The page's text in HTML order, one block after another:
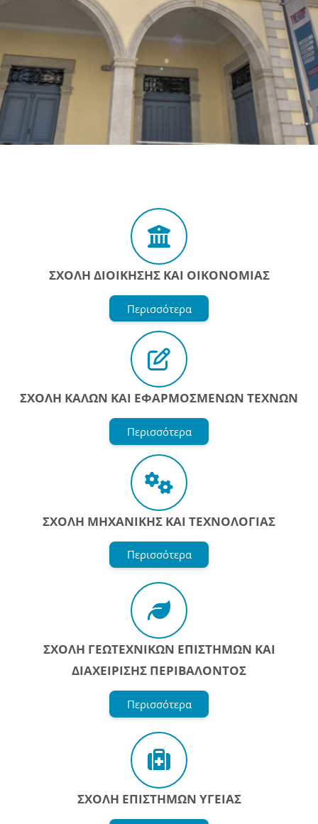
ΣΧΟΛΗ ΔΙΟΙΚΗΣΗΣ ΚΑΙ ΟΙΚΟΝΟΜΙΑΣ
Περισσότερα
ΣΧΟΛΗ ΚΑΛΩΝ ΚΑΙ ΕΦΑΡΜΟΣΜΕΝΩΝ ΤΕΧΝΩΝ
Περισσότερα
ΣΧΟΛΗ ΜΗΧΑΝΙΚΗΣ ΚΑΙ ΤΕΧΝΟΛΟΓΙΑΣ
Περισσότερα
ΣΧΟΛΗ ΓΕΩΤΕΧΝΙΚΩΝ ΕΠΙΣΤΗΜΩΝ ΚΑΙ
ΔΙΑΧΕΙΡΙΣΗΣ ΠΕΡΙΒΑΛΟΝΤΟΣ
Περισσότερα
ΣΧΟΛΗ ΕΠΙΣΤΗΜΩΝ ΥΓΕΙΑΣ